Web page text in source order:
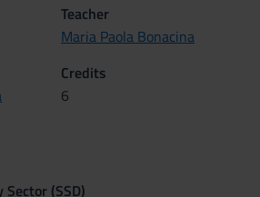
Teacher
Maria Paola Bonacina
Credits
6
(SSD)